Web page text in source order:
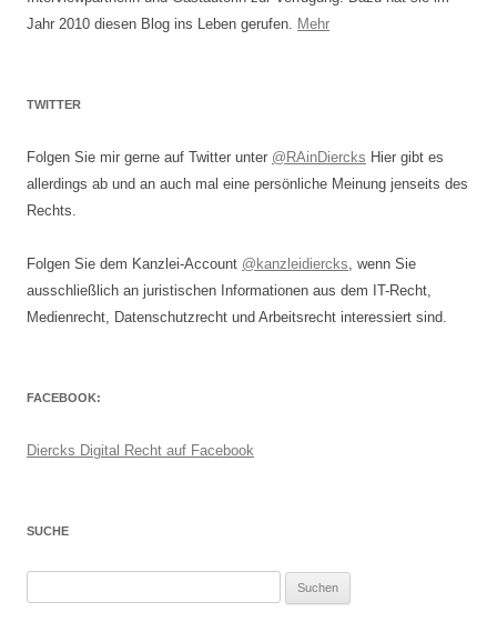
Jahr 2010 diesen Blog ins Leben gerufen. Mehr
TWITTER
Folgen Sie mir gerne auf Twitter unter @RAinDiercks Hier gibt es
allerdings ab und an auch mal eine persönliche Meinung jenseits des
Rechts.
Folgen Sie dem Kanzlei-Account @kanzleidiercks, wenn Sie
ausschließlich an juristischen Informationen aus dem IT-Recht,
Medienrecht, Datenschutzrecht und Arbeitsrecht interessiert sind.
FACEBOOK:
Diercks Digital Recht auf Facebook
SUCHE